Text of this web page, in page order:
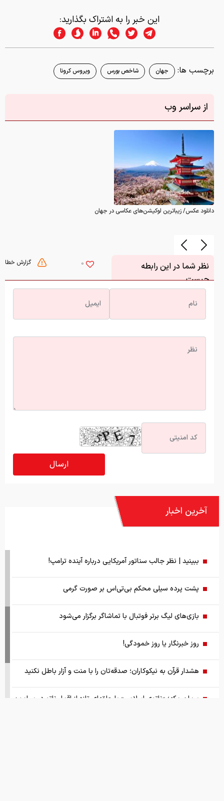
این خبر را به اشتراک بگذارید:
برچسب ها: جهان شاخص بورس ویروس کرونا
از سراسر وب
دانلود عکس/ زیباترین لوکیشن‌های عکاسی در جهان
گزارش خطا 0
نظر شما در این رابطه
چیست
آخرین اخبار
ببینید | نظر جالب سناتور آمریکایی درباره آینده ترامپ!
پشت پرده سیلی محکم بی‌تی‌اس بر صورت گرمی
بازی‌های لیگ برتر فوتبال با تماشاگر برگزار می‌شود
روز خبرنگار یا روز خمودگی!
هشدار قرآن به نیکوکاران؛ صدقه‌تان را با منت و آزار باطل نکنید
پیمان مکه؛ «ناتوی اسلامی» یا حلقه‌ای تازه از اقمار ناتو در پیرامون